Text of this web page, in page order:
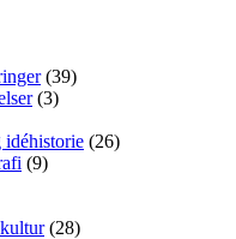
(39)
(3)
(26)
(9)
(28)